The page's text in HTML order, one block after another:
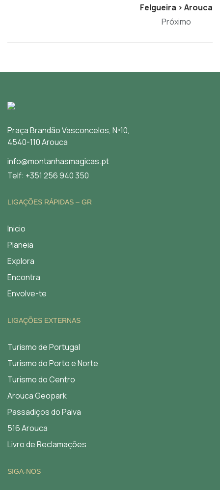
Felgueira > Arouca
Próximo
Praça Brandão Vasconcelos, Nº10,
4540-110 Arouca
info@montanhasmagicas.pt
Telf: +351 256 940 350
LIGAÇÕES RÁPIDAS – GR
Inicio
Planeia
Explora
Encontra
Envolve-te
LIGAÇÕES EXTERNAS
Turismo de Portugal
Turismo do Porto e Norte
Turismo do Centro
Arouca Geopark
Passadiços do Paiva
516 Arouca
Livro de Reclamações
SIGA-NOS